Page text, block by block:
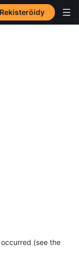
Rekisteröidy
(see the